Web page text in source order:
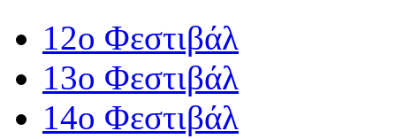
12o Φεστιβάλ
13ο Φεστιβάλ
14ο Φεστιβάλ